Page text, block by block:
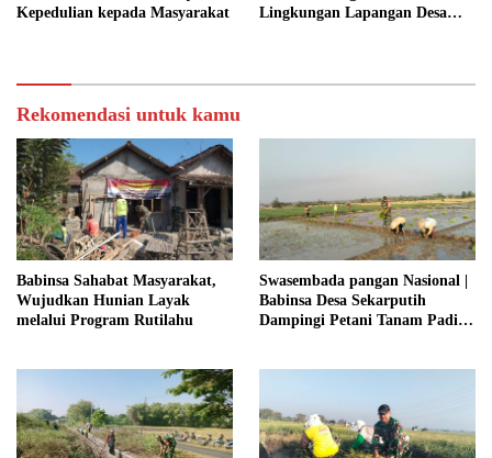
Kepedulian kepada Masyarakat
Lingkungan Lapangan Desa
Rekomendasi untuk kamu
Babinsa Sahabat Masyarakat,
Wujudkan Hunian Layak
melalui Program Rutilahu
Swasembada pangan Nasional |
Babinsa Desa Sekarputih
Dampingi Petani Tanam Padi,